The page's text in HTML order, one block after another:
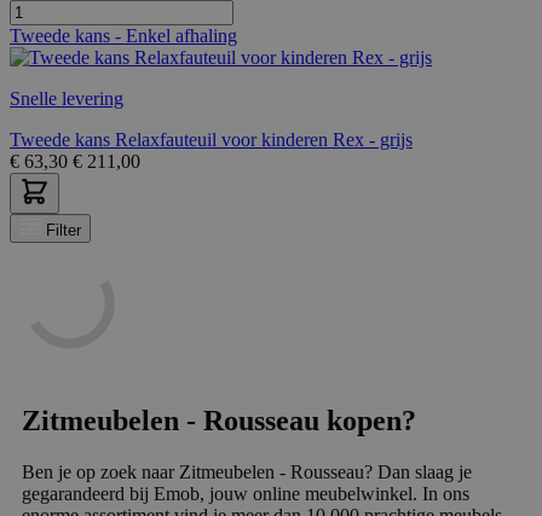
Tweede kans - Enkel afhaling
Snelle levering
Tweede kans Relaxfauteuil voor kinderen Rex - grijs
€ 63,30 € 211,00
Filter
Zitmeubelen - Rousseau kopen?
Ben je op zoek naar Zitmeubelen - Rousseau? Dan slaag je
gegarandeerd bij Emob, jouw online meubelwinkel. In ons